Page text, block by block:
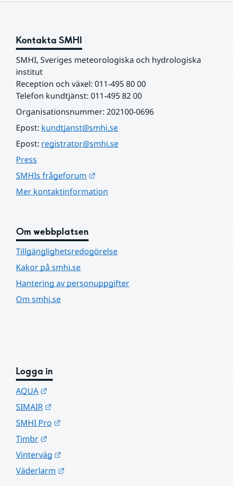
Kontakta SMHI
SMHI, Sveriges meteorologiska och hydrologiska
institut
Reception och växel: 011-495 80 00
Telefon kundtjänst: 011-495 82 00
Organisationsnummer: 202100-0696
Epost: kundtjanst@smhi.se
Epost: registrator@smhi.se
Press
SMHIs frågeforum
Mer kontaktinformation
Om webbplatsen
Tillgänglighetsredogörelse
Kakor på smhi.se
Hantering av personuppgifter
Om smhi.se
Logga in
AQUA
SIMAIR
SMHI Pro
Timbr
Vinterväg
Väderlarm